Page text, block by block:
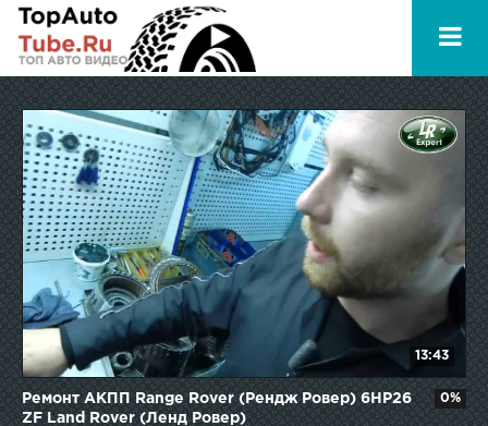
13:43
Ремонт АКПП Range Rover (Рендж Ровер) 6HP26
ZF Land Rover (Ленд Ровер)
0%